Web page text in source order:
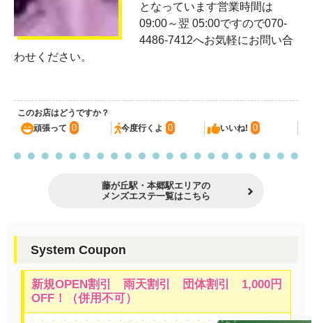
となっています営業時間は
09:00～翌 05:00ですので070-
4486-7412へお気軽にお問い合
わせください。
このお店はどうですか？
頑張って 0 今度行くよ 0 いいね! 0
藤が丘駅・本郷駅エリアの
メンズエステ一覧はこちら
System Coupon
新規OPEN割引 雨天割引 団体割引 1,000円
OFF！（併用不可）